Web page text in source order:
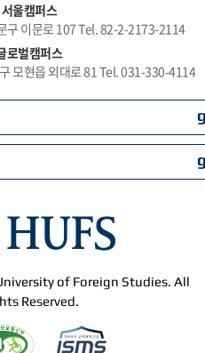
서울캠퍼스
구 이문로 107 Tel. 82-2-2173-2114
로벌캠퍼스
모현읍 외대로 81 Tel. 031-330-4114
of Foreign Studies. All
Reserved.